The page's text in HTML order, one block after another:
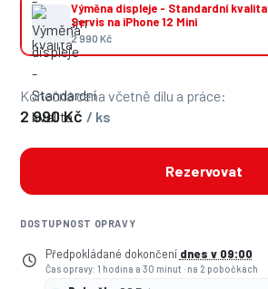
Výměna displeje - Standardní kvalita
Servis na iPhone 12 Mini
2 990 Kč
Konečná cena včetně dílu a práce:
2 990 Kč / ks
Rezervovat
DOSTUPNOST OPRAVY
Předpokládané dokončení dnes v 09:00
Čas opravy: 1 hodina a 30 minut · na 2 pobočkách